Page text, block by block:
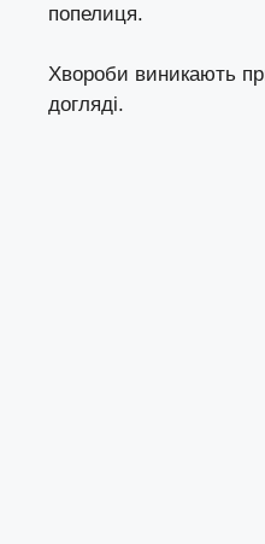
попелиця.
Хвороби виникають
догляді.